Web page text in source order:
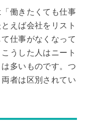
働きたくても仕事
えば会社をリスト
仕事がなくなって
うした人はニート
多いものです。つ
者は区別されてい